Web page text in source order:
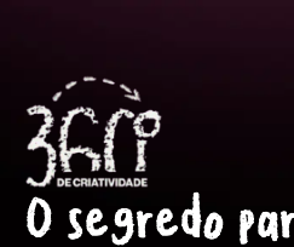
O segredo